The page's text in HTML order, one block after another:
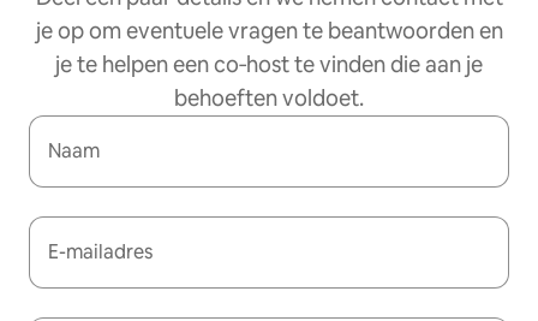
je op om eventuele vragen te beantwoorden en
je te helpen een co‑host te vinden die aan je
behoeften voldoet.
Naam
E-mailadres